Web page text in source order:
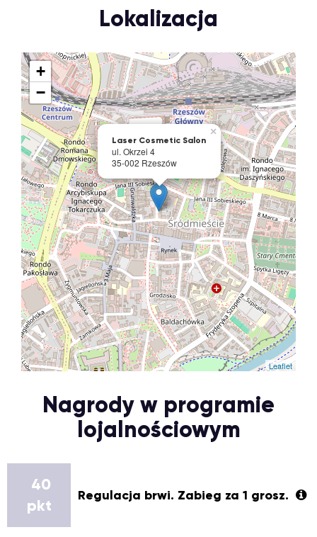
Lokalizacja
Laser Cosmetic Salon
ul. Okrzei 4
35-002 Rzeszów
×
+
−
Leaflet
Nagrody w programie
lojalnościowym
40
pkt
Regulacja brwi. Zabieg za 1 grosz.